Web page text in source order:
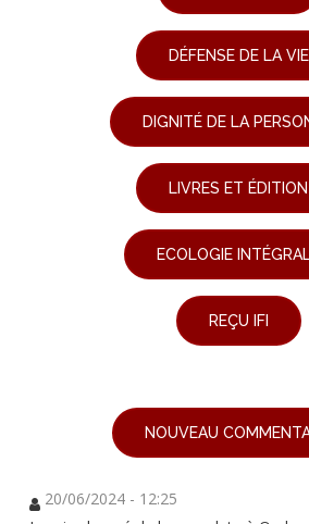
DÉFENSE DE LA VIE
DIGNITÉ DE LA
LIVRES ET ÉDITION
ECOLOGIE
REÇU IFI
NOUVEAU
20/06/2024 - 12:25